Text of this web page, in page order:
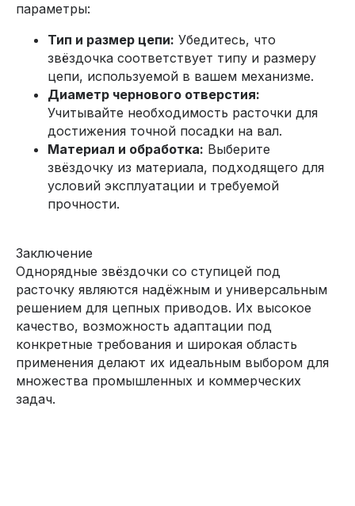
параметры:
Тип и размер цепи: Убедитесь, что
звёздочка соответствует типу и размеру
цепи, используемой в вашем механизме.
Диаметр чернового отверстия:
Учитывайте необходимость расточки для
достижения точной посадки на вал.
Материал и обработка: Выберите
звёздочку из материала, подходящего для
условий эксплуатации и требуемой
прочности.
Заключение
Однорядные звёздочки со ступицей под
расточку являются надёжным и универсальным
решением для цепных приводов. Их высокое
качество, возможность адаптации под
конкретные требования и широкая область
применения делают их идеальным выбором для
множества промышленных и коммерческих
задач.